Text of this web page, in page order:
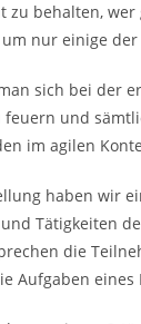
zu behalten,
nur einige
sich bei der
und
im agilen
haben wir
Tätigkeiten
die
Aufgaben